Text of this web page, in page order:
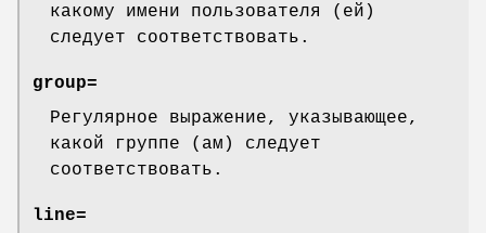
какому имени пользователя (ей)
следует соответствовать.
group=
Регулярное выражение, указывающее,
какой группе (ам) следует
соответствовать.
line=